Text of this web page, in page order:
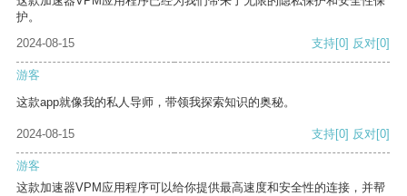
护。
2024-08-15
支持[0] 反对[0]
游客
这款app就像我的私人导师，带领我探索知识的奥秘。
2024-08-15 支持[0] 反对[0]
游客
这款加速器VPM应用程序可以给你提供最高速度和安全性的连接，并帮